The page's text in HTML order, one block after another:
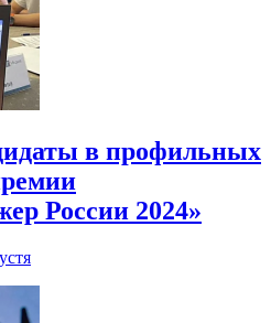
в профильных
России 2024»